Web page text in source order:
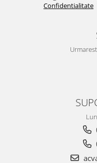
Confidentialitate